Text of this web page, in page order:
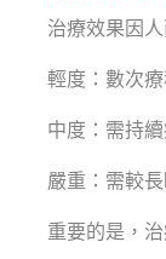
治療效果因
輕度：數次
中度：需持
嚴重：需較
重要的是，